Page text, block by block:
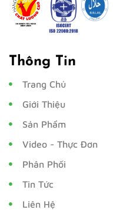
Thông Tin
Trang Chủ
Giới Thiệu
Sản Phẩm
Video - Thực Đơn
Phân Phối
Tin Tức
Liên Hệ